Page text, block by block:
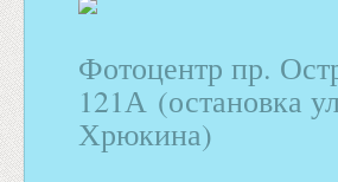
Фотоцентр пр.
121А (остановка
Хрюкина)